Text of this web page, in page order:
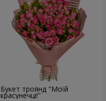
Букет троянд "Моїй
красунечці!"